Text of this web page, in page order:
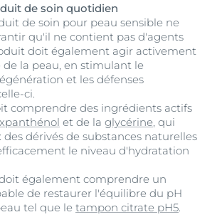
de soin quotidien
de soin pour peau sensible ne
qu'il ne contient pas d'agents
doit également agir activement
de la peau, en stimulant le
et les défenses
ci.
comprendre des ingrédients actifs
et de la glycérine , qui
dérivés de substances naturelles
le niveau d'hydratation
également comprendre un
de restaurer l'équilibre du pH
tel que le tampon citrate pH5